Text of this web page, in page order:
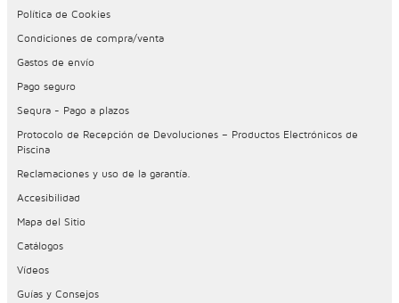
Política de Cookies
Condiciones de compra/venta
Gastos de envío
Pago seguro
Sequra - Pago a plazos
Protocolo de Recepción de Devoluciones – Productos Electrónicos de
Piscina
Reclamaciones y uso de la garantía.
Accesibilidad
Mapa del Sitio
Catálogos
Vídeos
Guías y Consejos